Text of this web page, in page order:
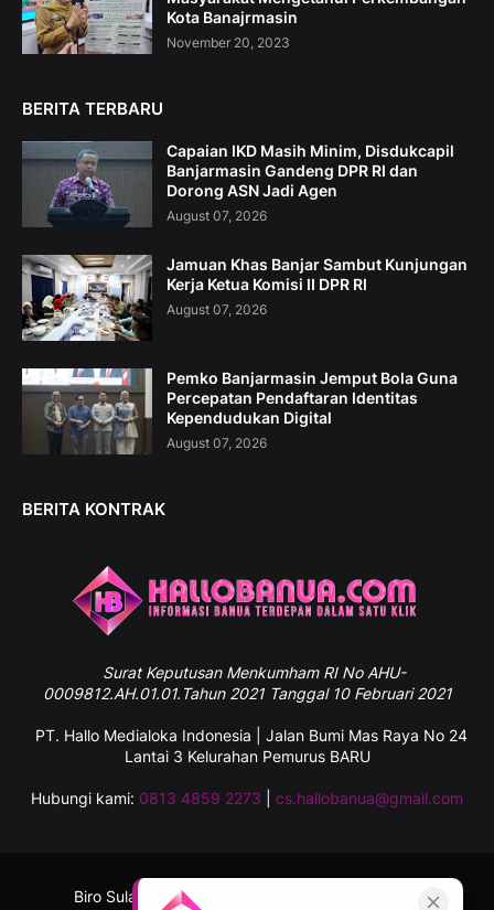
Kota Banajrmasin
November 20, 2023
BERITA TERBARU
Capaian IKD Masih Minim, Disdukcapil
Banjarmasin Gandeng DPR RI dan
Dorong ASN Jadi Agen
August 07, 2026
Jamuan Khas Banjar Sambut Kunjungan
Kerja Ketua Komisi II DPR RI
August 07, 2026
Pemko Banjarmasin Jemput Bola Guna
Percepatan Pendaftaran Identitas
Kependudukan Digital
August 07, 2026
BERITA KONTRAK
SuratKeputusan Menkumham RI No AHU-
0009812.AH.01.01.Tahun 2021 Tanggal 10 Februari 2021
PT. Hallo Medialoka Indonesia | Jalan Bumi Mas Raya No 24
Lantai 3 Kelurahan Pemurus BARU
Hubungi kami: 0813 4859 2273 cs.hallobanua@gmail.com
Biro Sulawesi Selatan